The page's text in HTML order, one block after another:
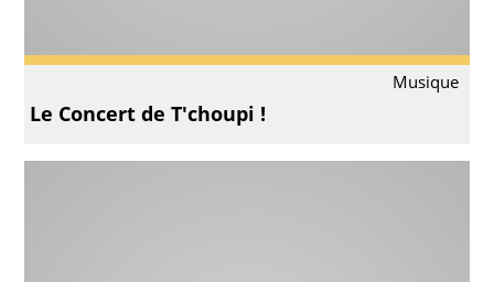
Musique
Le Concert de T'choupi !